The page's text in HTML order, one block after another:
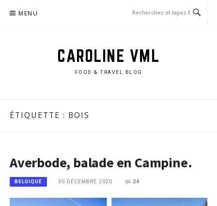
MENU
CAROLINE VML
FOOD & TRAVEL BLOG
ÉTIQUETTE : BOIS
Averbode, balade en Campine.
BELGIQUE 30 DÉCEMBRE 2020 24